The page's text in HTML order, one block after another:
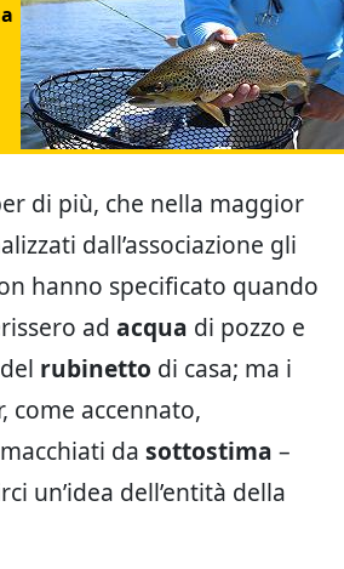
di più, che nella maggior
dall’associazione gli
hanno specificato quando
ad acqua di pozzo e
rubinetto di casa; ma i
come accennato,
da sottostima –
un’idea dell’entità della